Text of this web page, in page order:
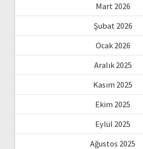
Mart 2026
Şubat 2026
Ocak 2026
Aralık 2025
Kasım 2025
Ekim 2025
Eylül 2025
Ağustos 2025